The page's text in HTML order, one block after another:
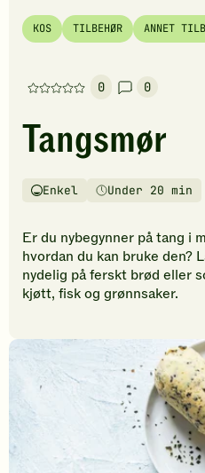
KOS TILBEHØR ANNET
0
Denne
har
foreløpig
vurderinger.
den
første
til
å
oppskriften.
0
Tangsmør
Vanskelighetsgrad
Enkel
TilberedningstidUnder 20 min
Er du nybegynner på tang i
hvordan du kan bruke den?
nydelig på ferskt brød eller
kjøtt, fisk og grønnsaker.